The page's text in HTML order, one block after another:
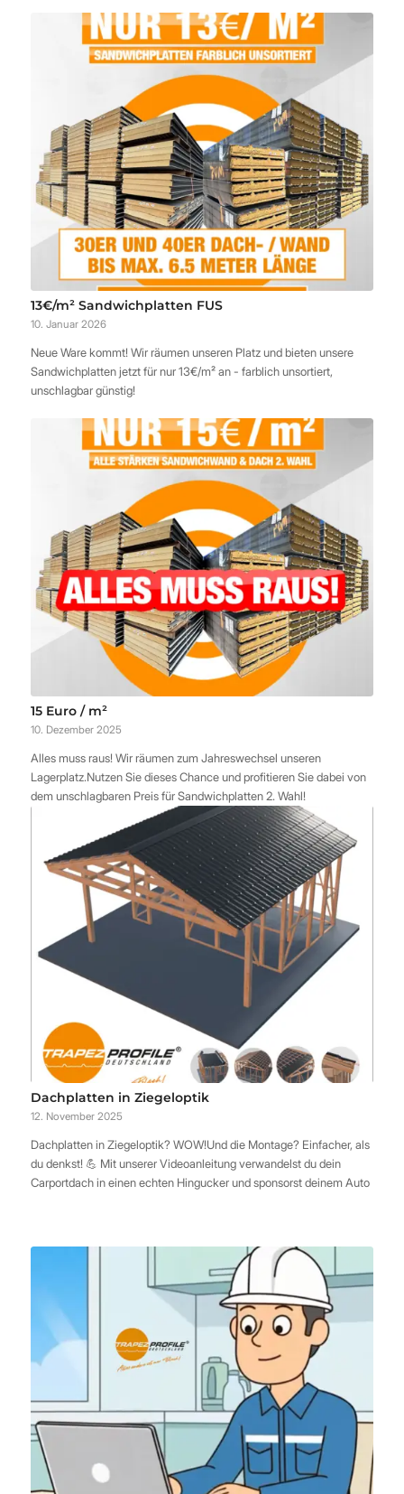
13€/m² Sandwichplatten FUS
10. Januar 2026
Neue Ware kommt! Wir räumen unseren Platz und bieten unsere
Sandwichplatten jetzt für nur 13€/m² an - farblich unsortiert,
unschlagbar günstig!
15 Euro / m²
10. Dezember 2025
Alles muss raus! Wir räumen zum Jahreswechsel unseren
Lagerplatz.Nutzen Sie dieses Chance und profitieren Sie dabei von
dem unschlagbaren Preis für Sandwichplatten 2. Wahl!
Dachplatten in Ziegeloptik
12. November 2025
Dachplatten in Ziegeloptik? WOW!Und die Montage? Einfacher, als
du denkst! 💪 Mit unserer Videoanleitung verwandelst du dein
Carportdach in einen echten Hingucker und sponsorst deinem Auto